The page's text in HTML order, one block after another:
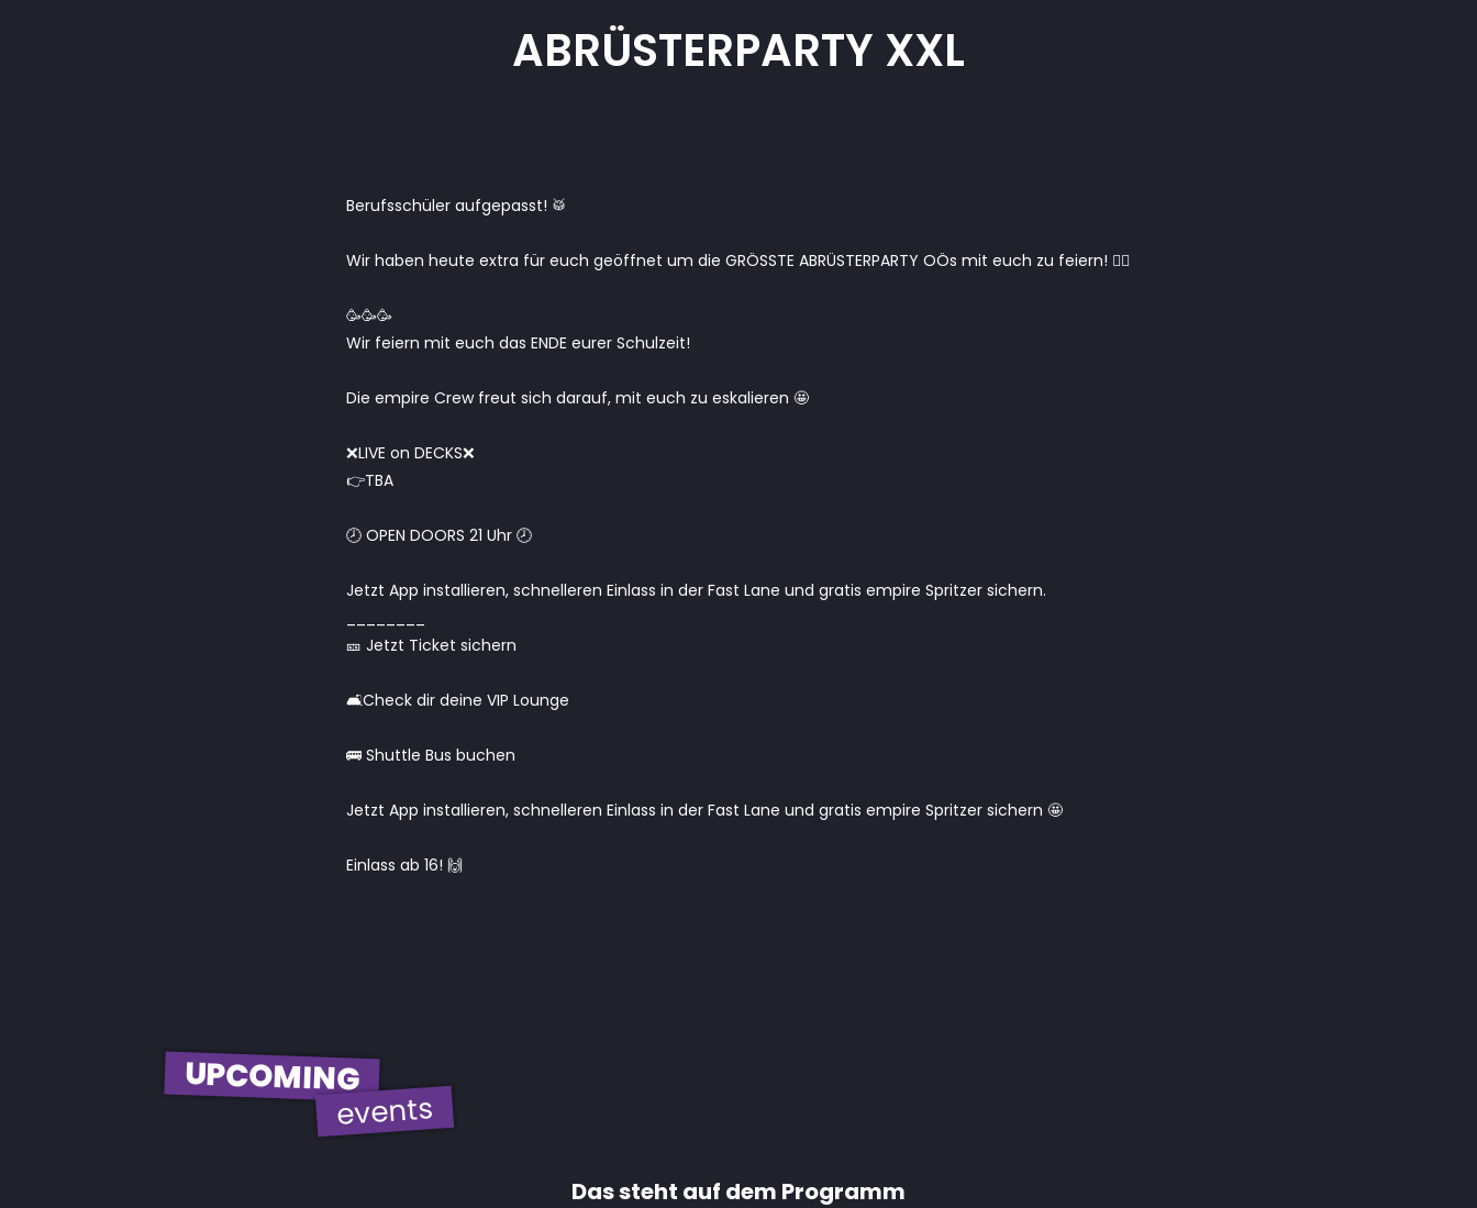
ABRÜSTERPARTY XXL
Berufsschüler aufgepasst! 🥁
Wir haben heute extra für euch geöffnet um die GRÖSSTE ABRÜSTERPARTY OÖs mit euch zu feiern! 👯‍♀️
🥳🥳🥳
Wir feiern mit euch das ENDE eurer Schulzeit!
Die empire Crew freut sich darauf, mit euch zu eskalieren 🤩
❌LIVE on DECKS❌
👉TBA
🕗 OPEN DOORS 21 Uhr 🕗
Jetzt App installieren, schnelleren Einlass in der Fast Lane und gratis empire Spritzer sichern.
🎫 Jetzt Ticket sichern
🛋Check dir deine VIP Lounge
🚌 Shuttle Bus buchen
Jetzt App installieren, schnelleren Einlass in der Fast Lane und gratis empire Spritzer sichern 🤩
Einlass ab 16! 🙌
UPCOMING
events
Das steht auf dem Programm